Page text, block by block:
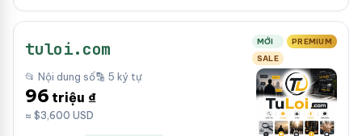
tuloi.com MỚI
PREMIUM
SALE
📂 Nội dung số🔡 5 ký tự
96 triệu ₫
≈ $3,600 USD